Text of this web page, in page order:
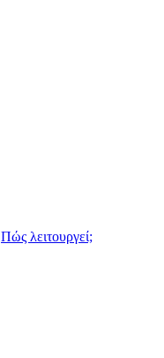
Πώς λειτουργεί;